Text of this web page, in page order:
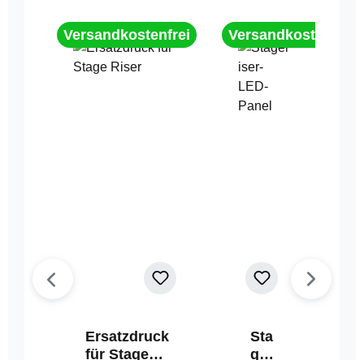
Versandkostenfrei
Ersatzdruck
für Stage
Versandkostenfrei
Sta
geri